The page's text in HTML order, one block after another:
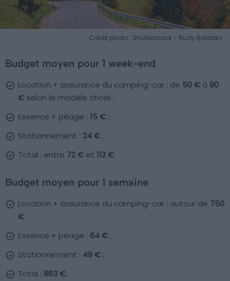
Crédit photo : Shutterstock – Rudy Balasko
Budget moyen pour 1 week-end
Location + assurance du camping-car : de 50 € à 90
€ selon le modèle choisi ;
Essence + péage : 15 €;
Stationnement : 24 €;
Total : entre 72 € et 112 €.
Budget moyen pour 1 semaine
Location + assurance du camping-car : autour de 750
€;
Essence + péage : 64 €;
Stationnement : 49 €;
Total : 863 €.